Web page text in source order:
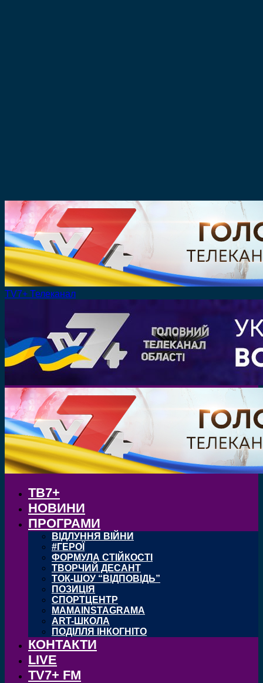
TV7+ Телеканал
ТВ7+
НОВИНИ
ПРОГРАМИ
ВІДЛУННЯ ВІЙНИ
#ГЕРОЇ
ФОРМУЛА СТІЙКОСТІ
ТВОРЧИЙ ДЕСАНТ
ТОК-ШОУ “ВІДПОВІДЬ”
ПОЗИЦІЯ
СПОРТЦЕНТР
MAMAINSTAGRAMA
ART-ШКОЛА
ПОДІЛЛЯ ІНКОГНІТО
КОНТАКТИ
LIVE
TV7+ FM